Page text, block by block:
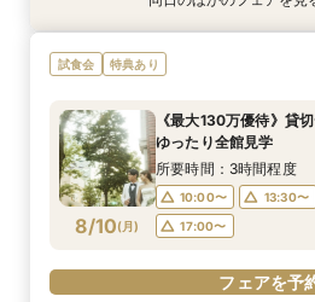
8/9(日)
【料理重視◎】国産牛・
む”フルコース試食
9:00〜
15:00〜
18:30〜
フェアを予約
8/9(日)
【30名様以下OK】大
貸切に！全天候型のフ
お食事会場など最旬の
感
所要時間：3時間程度
18:30〜
フェアを予約
8/9(日)
短期間でも理想が叶う
付フェア
9:00〜
15:00〜
18:30〜
フェアを予約
試食会 特典あり
8/10(月)
《最大130万優待》貸
ゆったり全館見学
所要時間：3時間程度
10:00〜
13:30〜
17:00〜
フェアを予